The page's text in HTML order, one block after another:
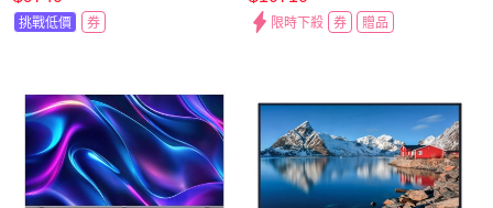
挑戰低價 券 限時下殺 券 贈品